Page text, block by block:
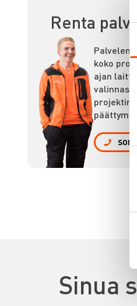
Renta
koko
ajan
valinnasta
projektin
SOITA
Sinua